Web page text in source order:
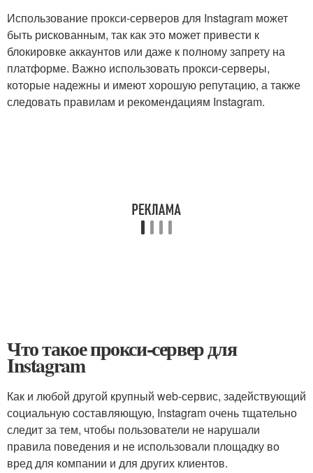
Использование прокси-серверов для Instagram может
быть рискованным, так как это может привести к
блокировке аккаунтов или даже к полному запрету на
платформе. Важно использовать прокси-серверы,
которые надежны и имеют хорошую репутацию, а также
следовать правилам и рекомендациям Instagram.
Что такое прокси-сервер для
Instagram
Как и любой другой крупный web-сервис, задействующий
социальную составляющую, Instagram очень тщательно
следит за тем, чтобы пользователи не нарушали
правила поведения и не использовали площадку во
вред для компании и для других клиентов.